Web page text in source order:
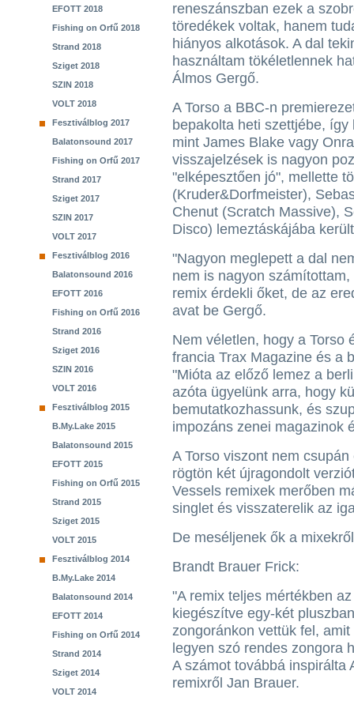
EFOTT 2018
Fishing on Orfű 2018
Strand 2018
Sziget 2018
SZIN 2018
VOLT 2018
Fesztiválblog 2017
Balatonsound 2017
Fishing on Orfű 2017
Strand 2017
Sziget 2017
SZIN 2017
VOLT 2017
Fesztiválblog 2016
Balatonsound 2016
EFOTT 2016
Fishing on Orfű 2016
Strand 2016
Sziget 2016
SZIN 2016
VOLT 2016
Fesztiválblog 2015
B.My.Lake 2015
Balatonsound 2015
EFOTT 2015
Fishing on Orfű 2015
Strand 2015
Sziget 2015
VOLT 2015
Fesztiválblog 2014
B.My.Lake 2014
Balatonsound 2014
EFOTT 2014
Fishing on Orfű 2014
Strand 2014
Sziget 2014
VOLT 2014
reneszánszban ezek a
töredékek voltak, hanem
hiányos alkotások. A dal
használtam tökéletlennek
Álmos Gergő.
A Torso a BBC-n
bepakolta heti szettjébe,
mint James Blake vagy
visszajelzések is nagyon
"elképesztően jó", mellette
(Kruder&Dorfmeister),
Chenut (Scratch Massive),
Disco) lemeztáskájába
"Nagyon meglepett a dal
nem is nagyon
remix érdekli őket, de az
avat be Gergő.
Nem véletlen, hogy a Torso
francia Trax Magazine és a
"Mióta az előző lemez a
azóta ügyelünk arra, hogy
bemutatkozhassunk, és
impozáns zenei magazinok
A Torso viszont nem
rögtön két újragondolt
Vessels remixek merőben
singlet és visszaterelik az
De meséljenek ők a
Brandt Brauer Frick:
"A remix teljes mértékben
kiegészítve egy-két
zongoránkon vettük fel,
legyen szó rendes zongora
A számot továbbá inspirálta
remixről Jan Brauer.